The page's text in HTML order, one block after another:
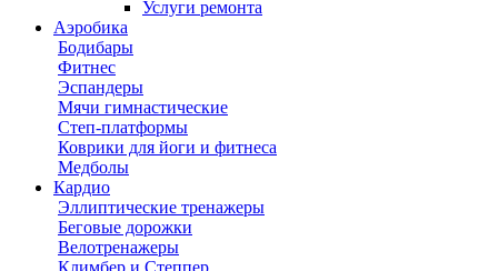
Услуги ремонта
Аэробика
Бодибары
Фитнес
Эспандеры
Мячи гимнастические
Степ-платформы
Коврики для йоги и фитнеса
Медболы
Кардио
Эллиптические тренажеры
Беговые дорожки
Велотренажеры
Климбер и Степпер